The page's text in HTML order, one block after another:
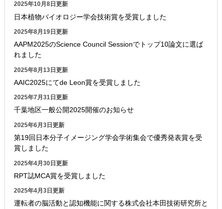
2025年10月8日更新
日本植物バイオロジー学会技術賞を受賞しました
2025年8月19日更新
AAPM2025のScience Council Sessionでトップ10論文に選ば
れました
2025年8月13日更新
AAIC2025にてde Leon賞を受賞しました
2025年7月31日更新
千葉地区一般公開2025開催のお知らせ
2025年6月3日更新
第19回日本分子イメージング学会学術集会で優秀発表賞を受
賞しました
2025年4月30日更新
RPT誌MCA賞を受賞しました
2025年4月3日更新
運転者の脳活動と認知機能に関する株式会社本田技術研究所と